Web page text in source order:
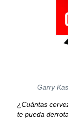
Garry
¿Cuántas
te pueda